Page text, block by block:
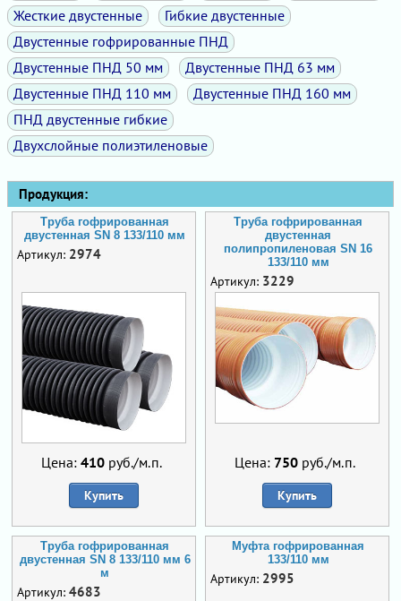
Жесткие двустенные
Гибкие двустенные
Двустенные гофрированные ПНД
Двустенные ПНД 50 мм
Двустенные ПНД 63 мм
Двустенные ПНД 110 мм
Двустенные ПНД 160 мм
ПНД двустенные гибкие
Двухслойные полиэтиленовые
Продукция:
Труба гофрированная
двустенная SN 8 133/110 мм
Артикул: 2974
Цена: 410 руб./м.п.
Купить
Труба гофрированная
двустенная
полипропиленовая SN 16
133/110 мм
Артикул: 3229
Цена: 750 руб./м.п.
Купить
Труба гофрированная
двустенная SN 8 133/110 мм 6
м
Артикул: 4683
Муфта гофрированная
133/110 мм
Артикул: 2995